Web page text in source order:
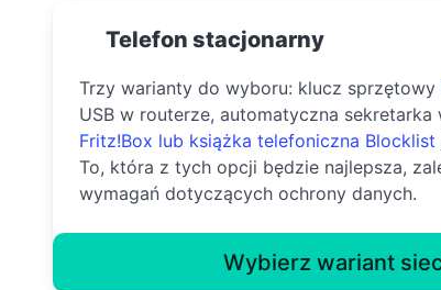
Telefon stacjonarny
Trzy warianty do wyboru: klucz sprzętowy
USB w routerze, automatyczna sekretarka
Fritz!Box lub książka telefoniczna Blocklist
To, która z tych opcji będzie najlepsza,
wymagań dotyczących ochrony danych.
Wybierz wariant